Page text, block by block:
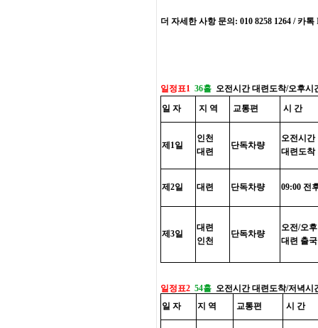
더 자세한 사항 문의: 010 8258 1264 / 카
일정표1 36홀 오전시간 대련도착/오후시
일 자
지 역 교통편 시 간
제1일
인천
대련
단독차량
오전시간
대련도착
제2일 대련 단독차량 09:00 전
제3일
대련
인천
단독차량
오전/오후
대련 출국
일정표2 54홀 오전시간 대련도착/저녁시
일 자
지 역 교통편 시 간